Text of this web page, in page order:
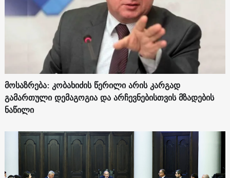
მოსაზრება: კობახიძის წერილი არის კარგად
გამართული დემაგოგია და არჩევნებისთვის მზადების
ნაწილი